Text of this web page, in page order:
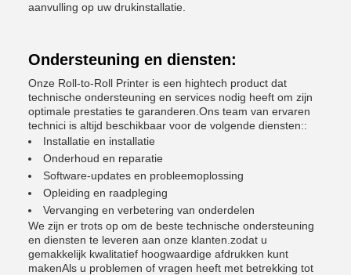
aanvulling op uw drukinstallatie.
Ondersteuning en diensten:
Onze Roll-to-Roll Printer is een hightech product dat
technische ondersteuning en services nodig heeft om zijn
optimale prestaties te garanderen.Ons team van ervaren
technici is altijd beschikbaar voor de volgende diensten::
Installatie en installatie
Onderhoud en reparatie
Software-updates en probleemoplossing
Opleiding en raadpleging
Vervanging en verbetering van onderdelen
We zijn er trots op om de beste technische ondersteuning
en diensten te leveren aan onze klanten.zodat u
gemakkelijk kwalitatief hoogwaardige afdrukken kunt
makenAls u problemen of vragen heeft met betrekking tot